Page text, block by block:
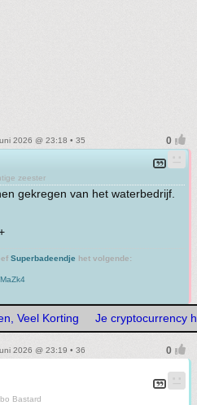
2026 @ 23:18 • 35
zeester
gekregen van het waterbedrijf.
Superbadeendje het volgende:
Veel Korting Je cryptocurrency
2026 @ 23:19 • 36
Bastard